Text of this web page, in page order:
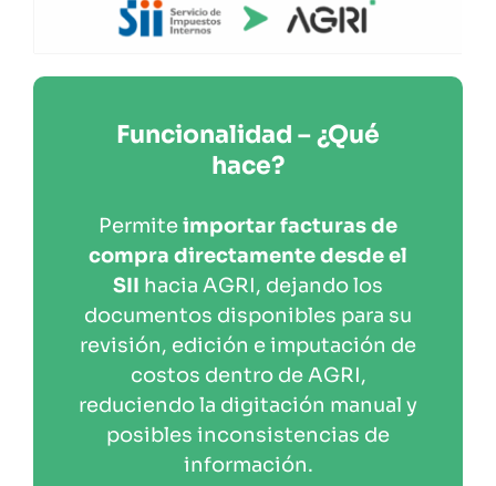
Funcionalidad – ¿Qué
hace?
Permiteimportar facturas de
compra directamente desde el
SII hacia AGRI, dejando los
documentos disponibles para su
revisión, edición e imputación de
costos dentro de AGRI,
reduciendo la digitación manual y
posibles inconsistencias de
información.